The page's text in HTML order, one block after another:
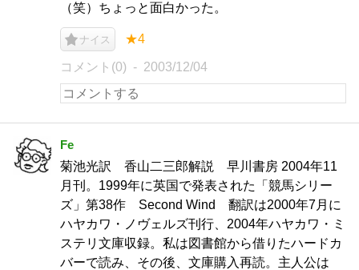
（笑）ちょっと面白かった。
ナイス ★4
コメント(0) 2003/12/04
Fe
菊池光訳 香山二三郎解説 早川書房 2004年11
月刊。1999年に英国で発表された「競馬シリー
ズ」第38作 Second Wind 翻訳は2000年7月に
ハヤカワ・ノヴェルズ刊行、2004年ハヤカワ・ミ
ステリ文庫収録。私は図書館から借りたハードカ
バーで読み、その後、文庫購入再読。主人公は